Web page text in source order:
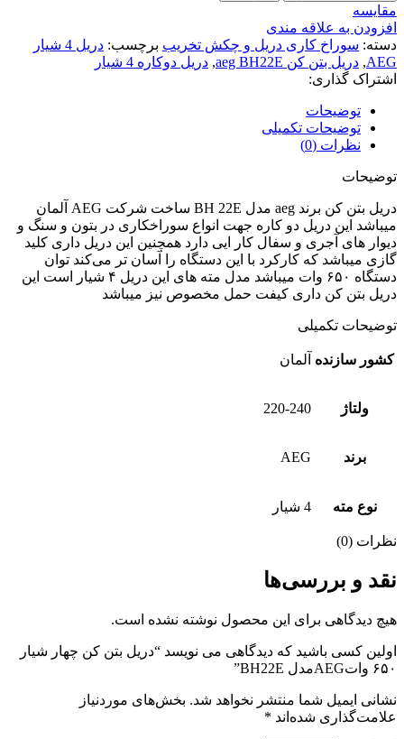
مقایسه
افزودن به علاقه مندی
دسته: سوراخ کاری دریل و چکش تخریب برچسب:
دریل 4 شیار
AEG
, دریل بتن کن aeg BH22E , دریل دوکاره 4 شیار
اشتراک گذاری:
توضیحات
توضیحات تکمیلی
نظرات (0)
توضیحات
دریل بتن کن برند aeg مدل BH 22E ساخت شرکت AEG آلمان
میباشد این دریل دو کاره جهت انواع سوراخکاری در بتون و سنگ و
دیوار های آجری و سفال کار ایی دارد همچنین این دریل داری کلید
گازی میباشد که کارکرد با این دستگاه را آسان تر می‌کند توان
دستگاه ۶۵۰ وات میباشد مدل مته های این دریل ۴ شیار است این
دریل بتن کن داری کیفت حمل مخصوص نیز میباشد
توضیحات تکمیلی
کشور سازنده آلمان
ولتاژ 220-240
برند AEG
نوع مته 4 شیار
نظرات (0)
نقد و بررسی‌ها
هیچ دیدگاهی برای این محصول نوشته نشده است.
اولین کسی باشید که دیدگاهی می نویسد “دریل بتن کن چهار شیار
۶۵۰ واتAEGمدل BH22E”
نشانی ایمیل شما منتشر نخواهد شد. بخش‌های موردنیاز
علامت‌گذاری شده‌اند *